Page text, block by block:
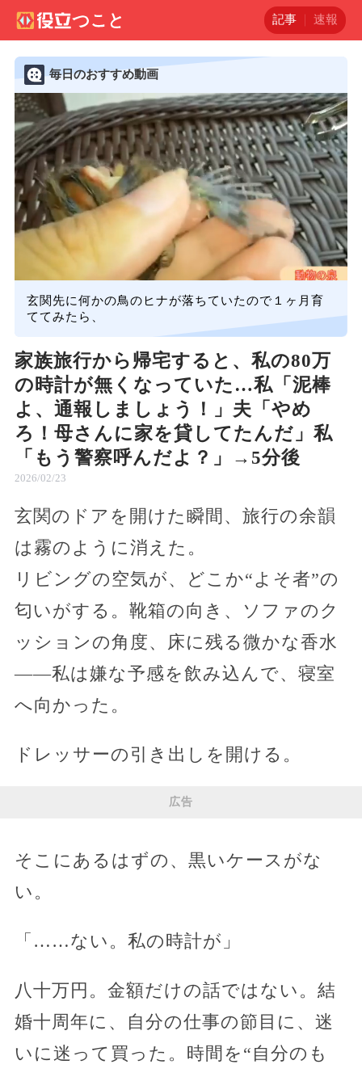
記事 速報
毎日のおすすめ動画
玄関先に何かの鳥のヒナが落ちていたので１ヶ月育
ててみたら、
家族旅行から帰宅すると、私の80万
の時計が無くなっていた…私「泥棒
よ、通報しましょう！」夫「やめ
ろ！母さんに家を貸してたんだ」私
「もう警察呼んだよ？」→5分後
2026/02/23
玄関のドアを開けた瞬間、旅行の余韻
は霧のように消えた。
リビングの空気が、どこか“よそ者”の
匂いがする。靴箱の向き、ソファのク
ッションの角度、床に残る微かな香水
――私は嫌な予感を飲み込んで、寝室
へ向かった。
ドレッサーの引き出しを開ける。
広告
そこにあるはずの、黒いケースがな
い。
「……ない。私の時計が」
八十万円。金額だけの話ではない。結
婚十周年に、自分の仕事の節目に、迷
いに迷って買った。時間を“自分のも